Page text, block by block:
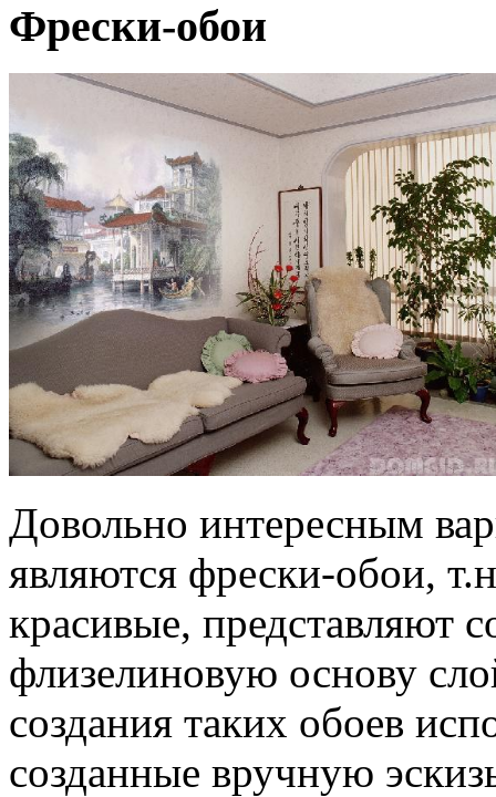
Фрески-обои
Довольно интересным
являются фрески-обои,
красивые, представляют
флизелиновую основу
создания таких обоев
созданные вручную